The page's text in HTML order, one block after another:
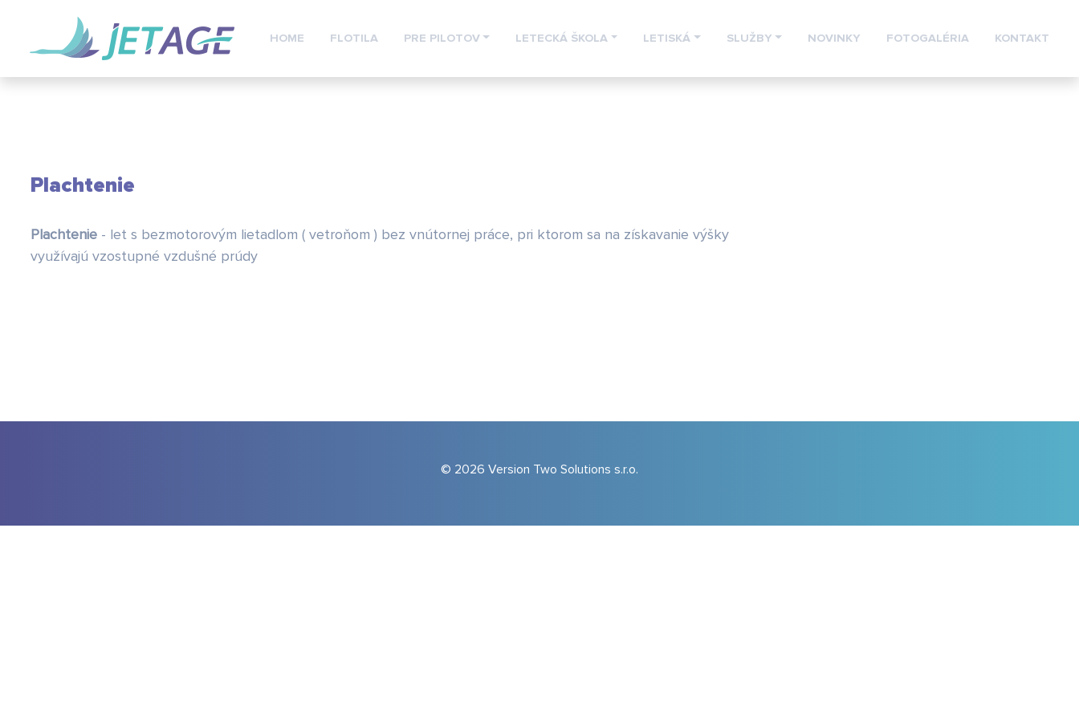
HOME FLOTILA PRE PILOTOV LETECKÁ ŠKOLA LETISKÁ SLUŽBY NOVINKY FOTOGALÉRIA KONTAKT
Plachtenie
Plachtenie - let s bezmotorovým lietadlom ( vetroňom ) bez vnútornej práce, pri ktorom sa na získavanie výšky
využívajú vzostupné vzdušné prúdy
© 2026 Version Two Solutions s.r.o.